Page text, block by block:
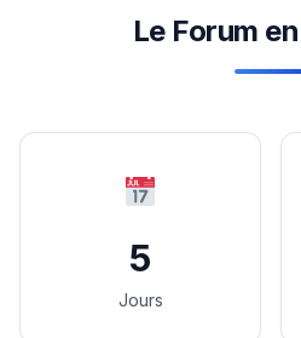
Le Forum
5
Jours